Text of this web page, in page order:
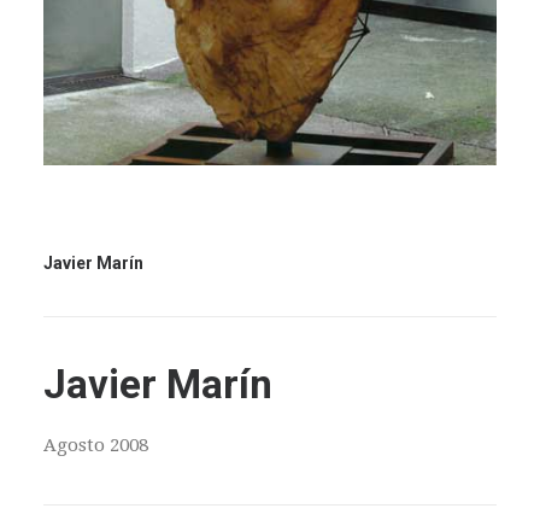
Javier Marín
Javier Marín
Agosto 2008